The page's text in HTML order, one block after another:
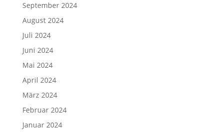
September 2024
August 2024
Juli 2024
Juni 2024
Mai 2024
April 2024
März 2024
Februar 2024
Januar 2024